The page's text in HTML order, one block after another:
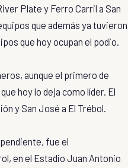
Plate y Ferro Carril a San
que además ya tuvieron
que hoy ocupan el podio.
aunque el primero de
hoy lo deja como líder. El
y San José a El Trébol.
fue el
en el Estadio Juan Antonio